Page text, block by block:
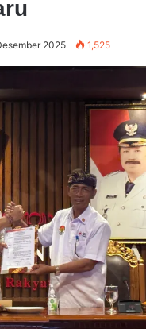
2025 1,525